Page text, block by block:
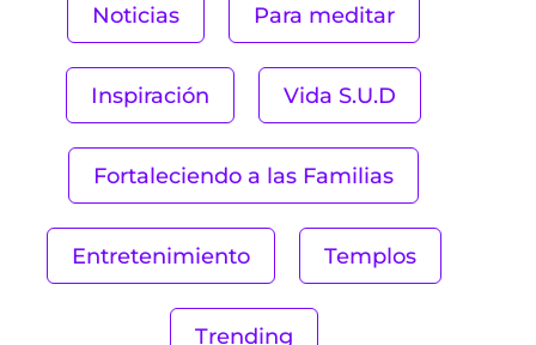
Noticias Para meditar
Inspiración Vida S.U.D
Fortaleciendo a las Familias
Entretenimiento Templos
Trending